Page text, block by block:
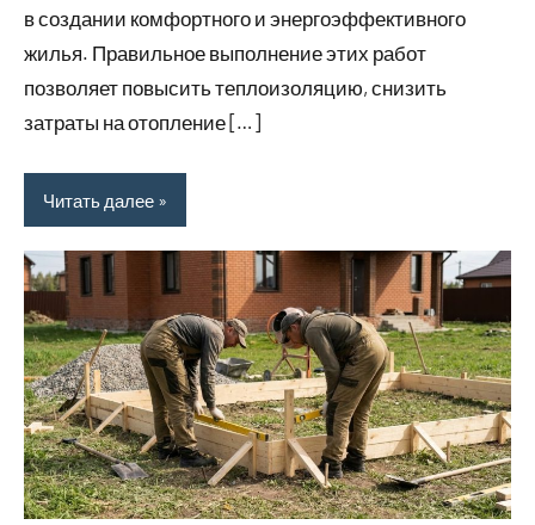
в создании комфортного и энергоэффективного
жилья. Правильное выполнение этих работ
позволяет повысить теплоизоляцию, снизить
затраты на отопление […]
Читать далее